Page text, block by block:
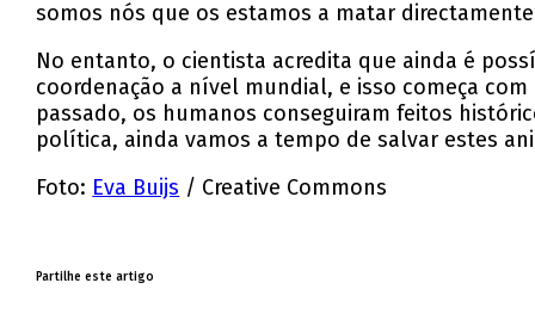
somos nós que os estamos a matar
No entanto, o cientista acredita que ainda é
coordenação a nível mundial, e isso começa
passado, os humanos conseguiram feitos
política, ainda vamos a tempo de salvar estes
Foto: Eva Buijs / Creative Commons
Partilhe este artigo